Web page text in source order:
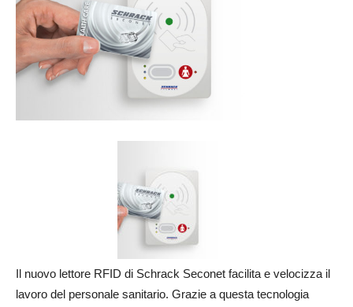
Il nuovo lettore RFID di Schrack Seconet facilita e velocizza il
lavoro del personale sanitario. Grazie a questa tecnologia